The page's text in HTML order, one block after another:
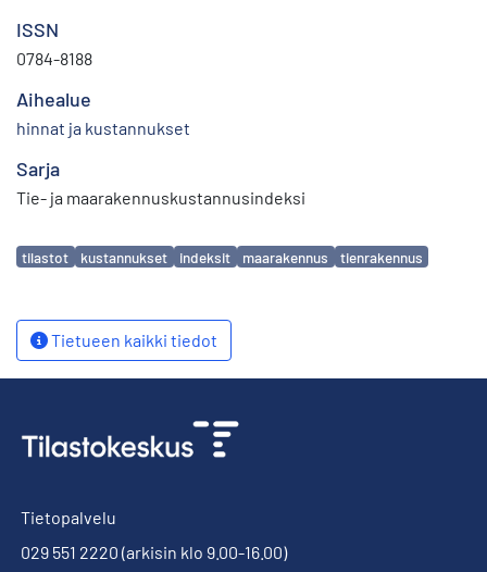
ISSN
0784-8188
Aihealue
hinnat ja kustannukset
Sarja
Tie- ja maarakennuskustannusindeksi
Avainsanat
tilastot kustannukset indeksit maarakennus tienrakennus
Tietueen kaikki tiedot
Tietopalvelu
029 551 2220 (arkisin klo 9.00-16.00)